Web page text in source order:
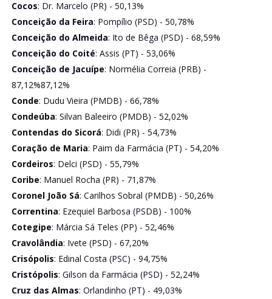
Cocos: Dr. Marcelo (PR) - 50,13%
Conceição da Feira: Pompílio (PSD) - 50,78%
Conceição do Almeida: Ito de Bêga (PSD) - 68,59%
Conceição do Coité: Assis (PT) - 53,06%
Conceição de Jacuípe: Normélia Correia (PRB) -
87,12%87,12%
Conde: Dudu Vieira (PMDB) - 66,78%
Condeúba: Silvan Baleeiro (PMDB) - 52,02%
Contendas do Sicorá: Didi (PR) - 54,73%
Coração de Maria: Paim da Farmácia (PT) - 54,20%
Cordeiros: Delci (PSD) - 55,79%
Coribe: Manuel Rocha (PR) - 71,87%
Coronel João Sá: Carilhos Sobral (PMDB) - 50,26%
Correntina: Ezequiel Barbosa (PSDB) - 100%
Cotegipe: Márcia Sá Teles (PP) - 52,46%
Cravolândia: Ivete (PSD) - 67,20%
Crisópolis: Edinal Costa (PSC) - 94,75%
Cristópolis: Gilson da Farmácia (PSD) - 52,24%
Cruz das Almas: Orlandinho (PT) - 49,03%